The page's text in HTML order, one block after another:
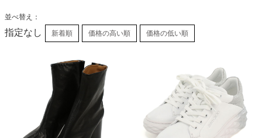
並べ替え：
指定なし 新着順 価格の高い順 価格の低い順